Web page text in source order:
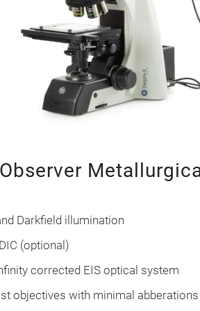
Darkfield illumination
(optional)
corrected EIS optical system
objectives with minimal abberations